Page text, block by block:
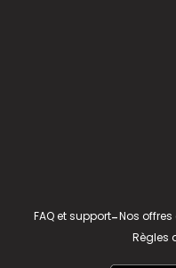
FAQ et support-Nos
Règles